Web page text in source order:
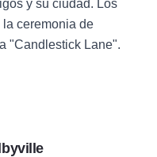
y su ciudad. Los
ceremonia de
"Candlestick Lane".